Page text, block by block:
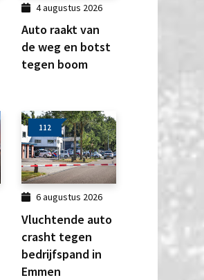
4 augustus 2026
Auto raakt van
de weg en botst
tegen boom
112
6 augustus 2026
Vluchtende auto
crasht tegen
bedrijfspand in
Emmen